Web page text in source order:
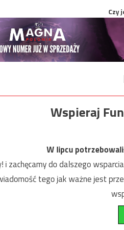
Czy
Wspieraj
W lipcu
i zachęcamy do dalszego
tego jak ważne jest